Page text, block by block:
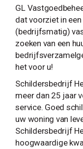
GL
dat voorziet in
(bedrijfsmatig)
zoeken van een
het voor u!
Schildersbedrijf
meer dan 25 jaar
service. Goed
uw woning van
Schildersbedrijf
hoogwaardige